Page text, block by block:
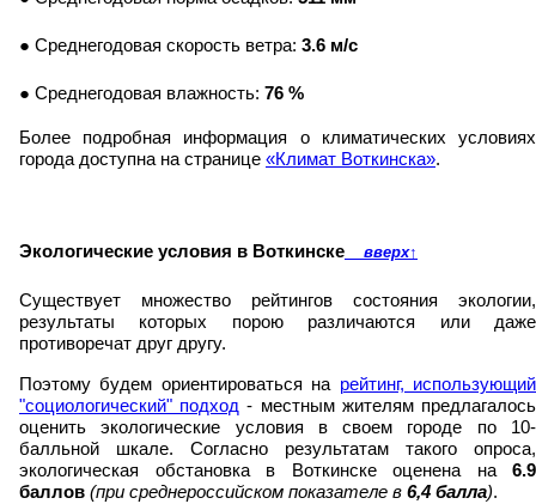
● Среднегодовая скорость ветра: 3.6 м/с
● Среднегодовая влажность: 76 %
Более подробная информация о климатических условиях
города доступна на странице «Климат Воткинска».
Экологические условия в Воткинске вверх↑
Существует множество рейтингов состояния экологии,
результаты которых порою различаются или даже
противоречат друг другу.
Поэтому будем ориентироваться на рейтинг, использующий
"социологический" подход - местным жителям предлагалось
оценить экологические условия в своем городе по 10-
балльной шкале. Согласно результатам такого опроса,
экологическая обстановка в Воткинске оценена на 6.9
баллов (при среднероссийском показателе в 6,4 балла).